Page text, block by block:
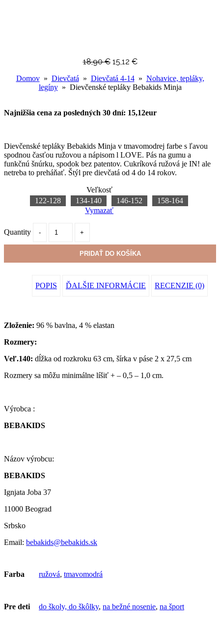
18,90€ 15,12 €
Domov» Dievčatá » Dievčatá 4-14» Nohavice, tepláky,
legíny» Dievčenské tepláky Bebakids Minja
Najnižšia cena za posledných 30 dní: 15,12eur
Dievčenské tepláky Bebakids Minja v tmavomodrej farbe s ľavou
spodnou časťou ružovou a nápisom l LOVE. Pás na gumu a
funkčnú šnúrku, spodok bez patentov. Cukríková ružová je IN! ale
netreba to preháňať. Štýl pre dievčatá od 4 do 14 rokov.
Veľkosť
122-128
134-140 146-152
158-164
Vymazať
Quantity
PRIDAŤ DO KOŠÍKA
POPIS ĎALŠIE INFORMÁCIE RECENZIE (0)
Zloženie: 96 % bavlna, 4 % elastan
Rozmery:
Veľ.140: dĺžka od rozkroku 63 cm, šírka v páse 2 x 27,5 cm
Rozmery sa môžu minimálne líšiť + – 0,5 – 1,0 cm.
Výrobca :
BEBAKIDS
Názov výrobcu:
BEBAKIDS
Ignjata Joba 37
11000 Beograd
Srbsko
Email: bebakids@bebakids.sk
Farba ružová, tmavomodrá
Pre deti do školy, do škôlky, na bežné nosenie, na šport